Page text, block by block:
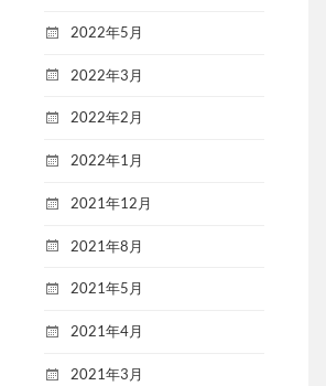
2022年5月
2022年3月
2022年2月
2022年1月
2021年12月
2021年8月
2021年5月
2021年4月
2021年3月